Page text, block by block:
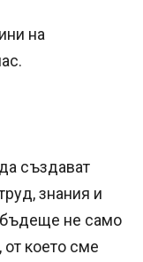
на
създават
знания и
не само
от което сме